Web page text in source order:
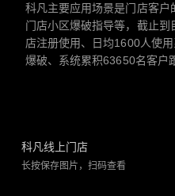
科凡主要应用场景是门店客户
门店小区爆破指导等，截止
店注册使用、日均1600人使
爆破、系统累积63650名客户
科凡线上门店
长按保存图片，扫码查看